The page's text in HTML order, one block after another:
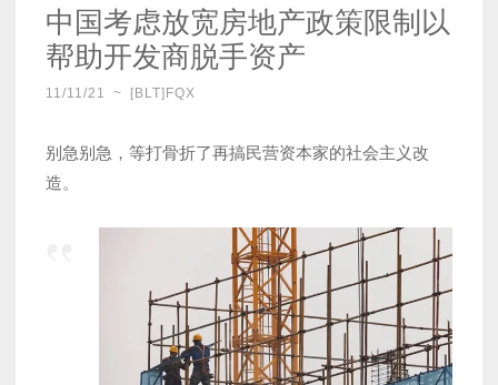
中国考虑放宽房地产政策限制以
帮助开发商脱手资产
11/11/21 ~ [BLT]FQX
别急别急，等打骨折了再搞民营资本家的社会主义改
造。